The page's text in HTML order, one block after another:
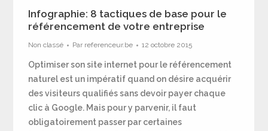
Infographie: 8 tactiques de base pour le
référencement de votre entreprise
Non classé Par referenceur.be 12 octobre 2015
Optimiser son site internet pour le référencement
naturel est un impératif quand on désire acquérir
des visiteurs qualifiés sans devoir payer chaque
clic à Google. Mais pour y parvenir, il faut
obligatoirement passer par certaines